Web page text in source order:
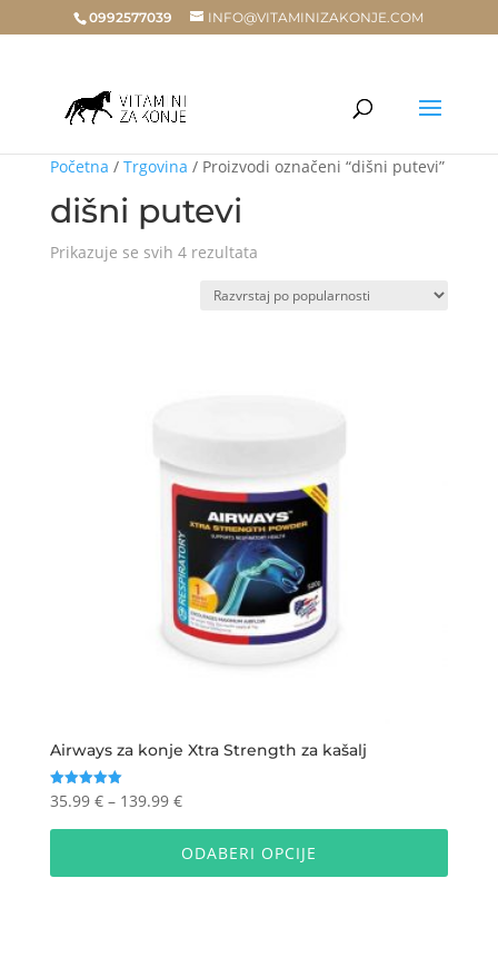
0992577039 INFO@VITAMINIZAKONJE.COM
Početna / Trgovina / Proizvodi označeni “dišni putevi”
dišni putevi
Prikazuje se svih 4 rezultataPoredano
popularnosti
Airways za konje Xtra Strength za kašalj
Ocijenjeno
5.00
35.99 € – 139.99 €Raspon
cijena:
od
35.99 €
ODABERI OPCIJE
Ovaj
ima